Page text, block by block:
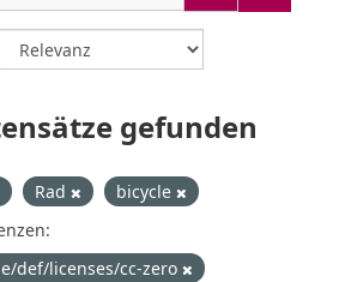
gefunden
Rad
bicycle
def/licenses/cc-zero